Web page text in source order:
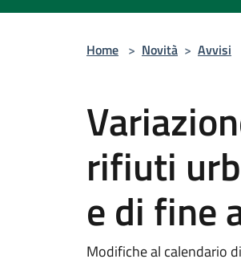
Home > Novità > Avvisi
rifiuti
e di fine
Modifiche al calendario